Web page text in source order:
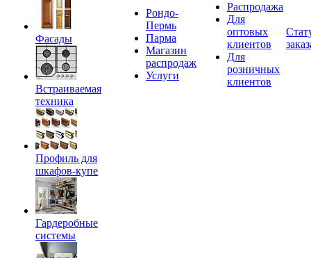
Фасады
Встраиваемая
техника
Профиль для
шкафов-купе
Гардеробные
системы
Рондо-
Пермь
Парма
Магазин
распродаж
Услуги
Распродажа
Для
оптовых
клиентов
Для
розничных
клиентов